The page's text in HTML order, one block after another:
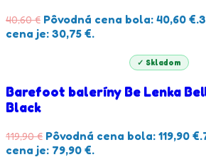
40,60€ Pôvodná cena bola: 40,60 €.
cena je: 30,75 €.
✓ Skladom
Barefoot baleríny Be Lenka
Black
119,90€ Pôvodná cena bola: 119,90 €.
cena je: 79,90 €.